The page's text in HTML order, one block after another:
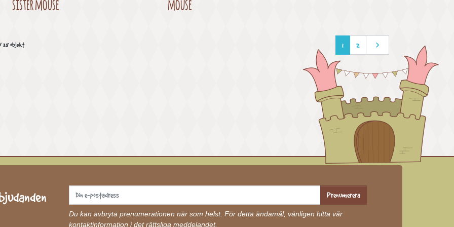
sister mouse
mouse
38 objekt 1 2 Nästa

Prenumerera
Du kan avbryta prenumerationen när som helst. För detta ändamål, vänligen hitta vår
kontaktinformation i det rättsliga meddelandet.